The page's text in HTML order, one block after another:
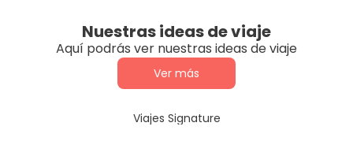
Nuestras ideas de viaje
Aquí podrás ver nuestras ideas de viaje
Ver más
Viajes Signature